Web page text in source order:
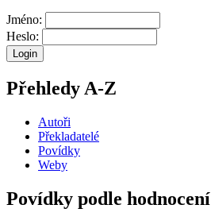
Jméno:
Heslo:
Přehledy A-Z
Autoři
Překladatelé
Povídky
Weby
Povídky podle hodnocení